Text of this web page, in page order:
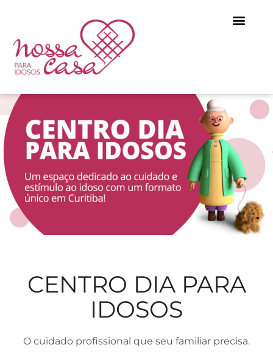
CENTRO DIA PARA
IDOSOS
O cuidado profissional que seu familiar precisa.